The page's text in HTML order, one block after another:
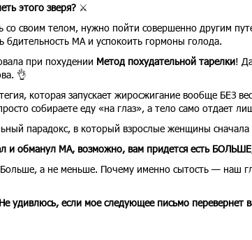
этого зверя?⚔️
со своим телом, нужно пойти совершенно другим
бдительность МА и успокоить гормоны голода.
при похудении Метод похудательной тарелки!
👌
которая запускает жиросжигание вообще БЕЗ
собираете еду «на глаз», а тело само отдает
парадокс, в который взрослые женщины сначала
и обманул МА, возможно, вам придется есть
а не меньше. Почему именно сытость — наш
удивлюсь, если мое следующее письмо перевернет